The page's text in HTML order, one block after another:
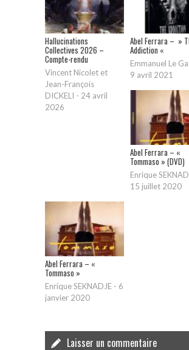
Hallucinations
Collectives 2026 –
Compte-rendu
Vincent Nicolet et
Jean-François
DICKELI - 24 avril
2026
Abel Ferrara – »
Addiction «
Emmanuel Le
9 avril 2021
Abel Ferrara – «
Tommaso » (DVD)
Enrique
15 juillet 2020
Abel Ferrara – «
Tommaso »
Enrique SEKNADJE - 6
janvier 2020
Laisser un commentaire